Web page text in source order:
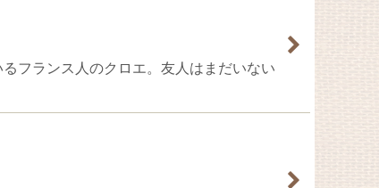
フランス人のクロエ。友人はまだいない